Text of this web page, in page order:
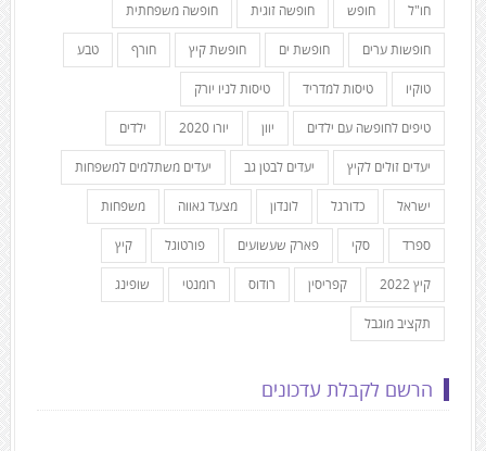
חו"ל חופש חופשה זוגית חופשה משפחתית
חופשות ערים חופשת ים חופשת קיץ חורף טבע
טוקיו טיסות למדריד טיסות לניו יורק
טיפים לחופשה עם ילדים יוון יורו 2020 ילדים
יעדים זולים לקיץ יעדים לבטן גב יעדים משתלמים למשפחות
ישראל כדורגל לונדון מצעד גאווה משפחות
ספרד סקי פארק שעשועים פורטוגל קיץ
קיץ 2022 קפריסין רודוס רומנטי שופינג
תקציב מוגבל
הרשם לקבלת עדכונים